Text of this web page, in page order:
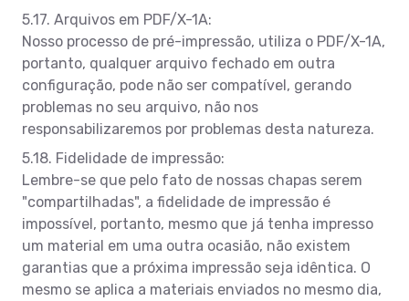
5.17. Arquivos em PDF/X-1A:
Nosso processo de pré-impressão, utiliza o PDF/X-1A,
portanto, qualquer arquivo fechado em outra
configuração, pode não ser compatível, gerando
problemas no seu arquivo, não nos
responsabilizaremos por problemas desta natureza.
5.18. Fidelidade de impressão:
Lembre-se que pelo fato de nossas chapas serem
"compartilhadas", a fidelidade de impressão é
impossível, portanto, mesmo que já tenha impresso
um material em uma outra ocasião, não existem
garantias que a próxima impressão seja idêntica. O
mesmo se aplica a materiais enviados no mesmo dia,